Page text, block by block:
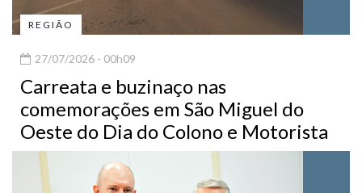
REGIÃO
27/07/2026 - 00h09
Carreata e buzinaço nas
comemorações em São Miguel do
Oeste do Dia do Colono e Motorista